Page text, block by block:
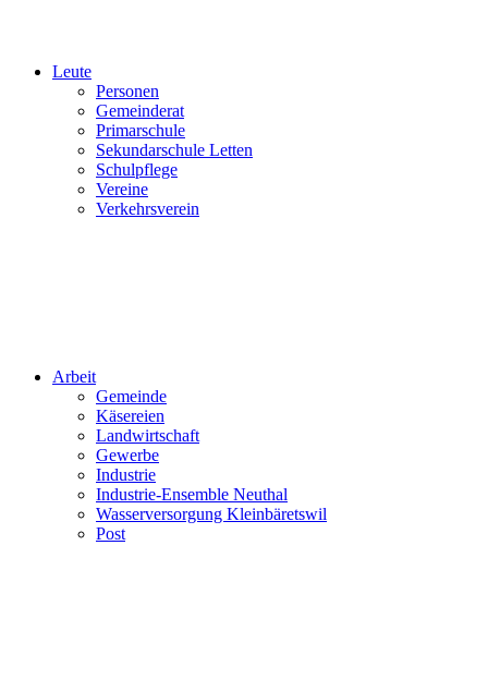
Leute
Personen
Gemeinderat
Primarschule
Sekundarschule Letten
Schulpflege
Vereine
Verkehrsverein
Arbeit
Gemeinde
Käsereien
Landwirtschaft
Gewerbe
Industrie
Industrie-Ensemble Neuthal
Wasserversorgung Kleinbäretswil
Post